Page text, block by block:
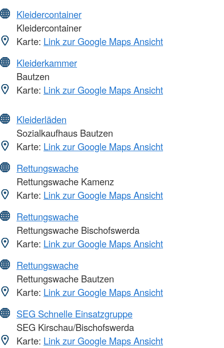
Kleidercontainer
Kleidercontainer
Karte: Link zur Google Maps Ansicht
Kleiderkammer
Bautzen
Karte: Link zur Google Maps Ansicht
Kleiderläden
Sozialkaufhaus Bautzen
Karte: Link zur Google Maps Ansicht
Rettungswache
Rettungswache Kamenz
Karte: Link zur Google Maps Ansicht
Rettungswache
Rettungswache Bischofswerda
Karte: Link zur Google Maps Ansicht
Rettungswache
Rettungswache Bautzen
Karte: Link zur Google Maps Ansicht
SEG Schnelle Einsatzgruppe
SEG Kirschau/Bischofswerda
Karte: Link zur Google Maps Ansicht